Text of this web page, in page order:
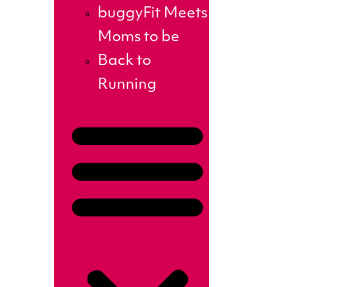
buggyFit Meets
Moms to be
Back to
Running